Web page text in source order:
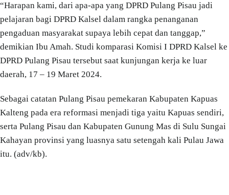
“Harapan kami, dari apa-apa yang DPRD Pulang Pisau jadi
pelajaran bagi DPRD Kalsel dalam rangka penanganan
pengaduan masyarakat supaya lebih cepat dan tanggap,”
demikian Ibu Amah. Studi komparasi Komisi I DPRD Kalsel ke
DPRD Pulang Pisau tersebut saat kunjungan kerja ke luar
daerah, 17 – 19 Maret 2024.
Sebagai catatan Pulang Pisau pemekaran Kabupaten Kapuas
Kalteng pada era reformasi menjadi tiga yaitu Kapuas sendiri,
serta Pulang Pisau dan Kabupaten Gunung Mas di Sulu Sungai
Kahayan provinsi yang luasnya satu setengah kali Pulau Jawa
itu. (adv/kb).